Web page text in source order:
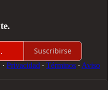
Suscribirse
· Privacidad ∙ Términos ∙ Aviso